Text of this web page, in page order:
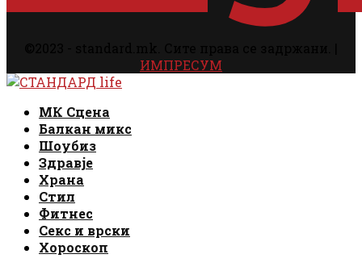
ИМПРЕСУМ
Facebook
Instagram
Email
Rss
МК Сцена
Балкан микс
Шоубиз
Здравје
Храна
Стил
Фитнес
Секс и врски
Хороскоп